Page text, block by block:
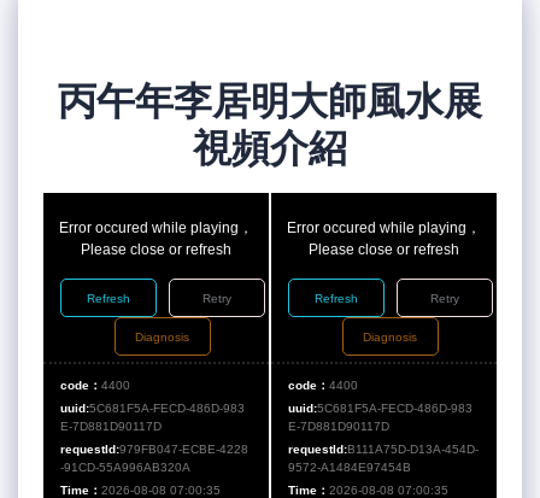
丙午年李居明大師風水展
視頻介紹
Error occured while playing，
Please close or refresh
Refresh Retry
Diagnosis
code：4400
uuid:5C681F5A-FECD-486D-983
E-7D881D90117D
requestId:979FB047-ECBE-4228
-91CD-55A996AB320A
Time：2026-08-08 07:00:35
Error occured while playing，
Please close or refresh
Refresh Retry
Diagnosis
code：4400
uuid:5C681F5A-FECD-486D-983
E-7D881D90117D
requestId:B111A75D-D13A-454D-
9572-A1484E97454B
Time：2026-08-08 07:00:35